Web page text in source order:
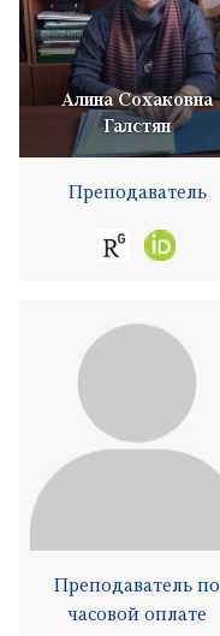
Алина Сохаковна
Галстян
Преподаватель
Преподаватель по
часовой оплате